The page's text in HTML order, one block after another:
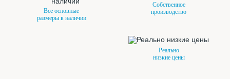
Все основные
размеры в наличии
Собственное
производство
Реально
низкие цены